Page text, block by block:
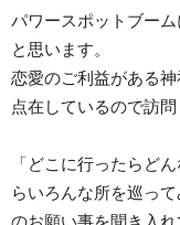
パワースポットブー
と思います。
恋愛のご利益がある
点在しているので訪問
「どこに行ったらど
らいろんな所を巡っ
のお願い事を聞き入